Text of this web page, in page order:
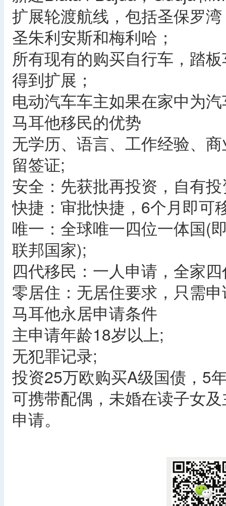
扩展轮渡航线，包括圣保罗
圣朱利安斯和梅利哈；
所有现有的购买自行车，踏
得到扩展；
电动汽车车主如果在家中为
马耳他移民的优势
无学历、语言、工作经验、
留签证;
安全：先获批再投资，自有
快捷：审批快捷，6个月即可
唯一：全球唯一四位一体国(
联邦国家);
四代移民：一人申请，全家
零居住：无居住要求，只需
马耳他永居申请条件
主申请年龄18岁以上;
无犯罪记录;
投资25万欧购买A级国债，5
可携带配偶，未婚在读子女
申请。